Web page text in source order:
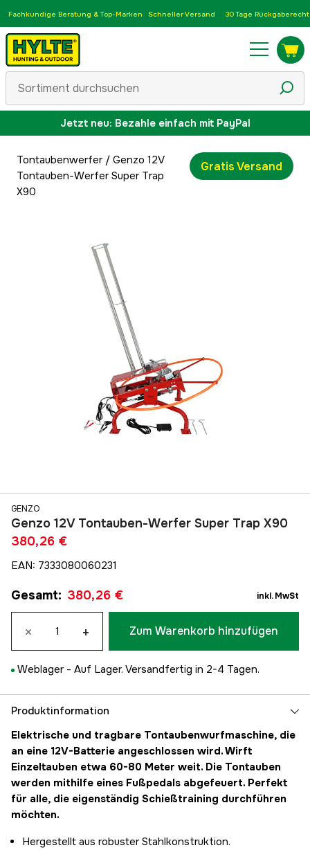
Fachkundige Beratung & Top-Marken Schneller Versand 30 Tage Rückgaberecht
Jetzt neu: Bezahle einfach mit PayPal
Tontaubenwerfer/ Genzo 12V
Tontauben-Werfer Super Trap
X90
Gratis Versand
GENZO
Genzo 12V Tontauben-Werfer Super Trap X90
380,26 €
EAN: 7333080060231
Gesamt: 380,26 € inkl. MwSt
× + Zum Warenkorb hinzufügen
Weblager - Auf Lager. Versandfertig in 2-4 Tagen.
Produktinformation
Elektrische und tragbare Tontaubenwurfmaschine, die
an eine 12V-Batterie angeschlossen wird. Wirft
Einzeltauben etwa 60-80 Meter weit. Die Tontauben
werden mithilfe eines Fußpedals abgefeuert. Perfekt
für alle, die eigenständig Schießtraining durchführen
möchten.
Hergestellt aus robuster Stahlkonstruktion.